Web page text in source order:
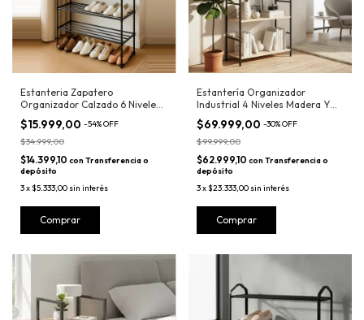
Estanteria Zapatero
Organizador Calzado 6 Niveles
Zapatillas
$15.999,00 -54%OFF
$34.999,00
$14.399,10 con Transferencia o
depósito
3x$5.333,00 sin interés
Comprar
Estantería Organizador
Industrial 4 Niveles Madera Y
Metal
$69.999,00 -30%OFF
$99.999,00
$62.999,10 con Transferencia o
depósito
3x$23.333,00 sin interés
Comprar